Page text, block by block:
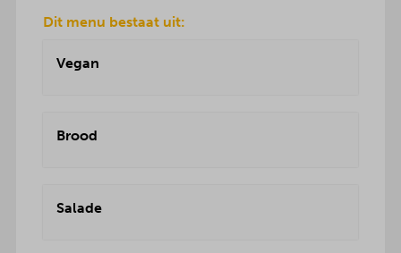
Dit menu bestaat uit:
Vegan
Brood
Salade